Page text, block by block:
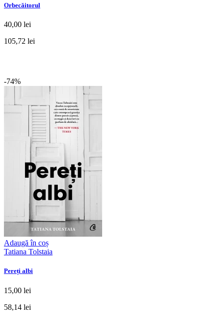
Orbecăitorul
40,00 lei
105,72 lei
-74%
Adaugă în coș
Tatiana Tolstaia
Pereți albi
15,00 lei
58,14 lei